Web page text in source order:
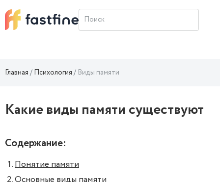
Главная Психология Виды памяти
Какие виды памяти существуют
Содержание:
Понятие памяти